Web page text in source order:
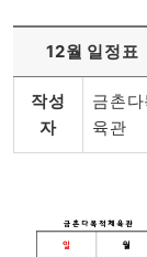
12월 일정표
작성
자
금촌
육관